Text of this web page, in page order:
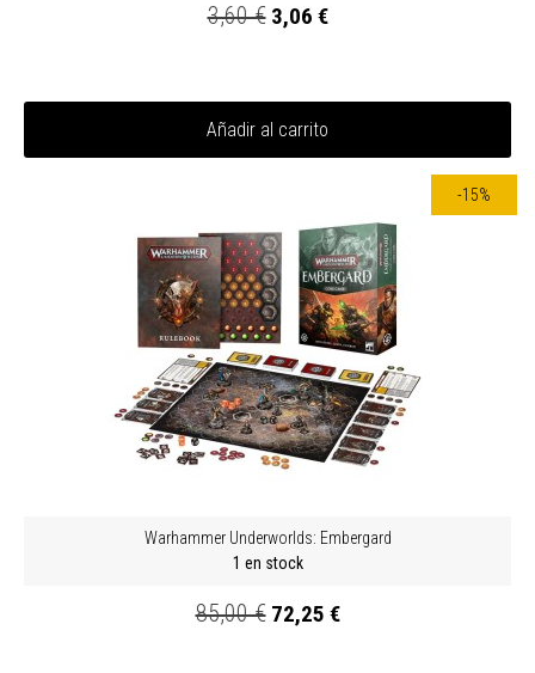
3,60 € 3,06 €
Añadir al carrito
-15%
Warhammer Underworlds: Embergard
1 en stock
85,00 € 72,25 €